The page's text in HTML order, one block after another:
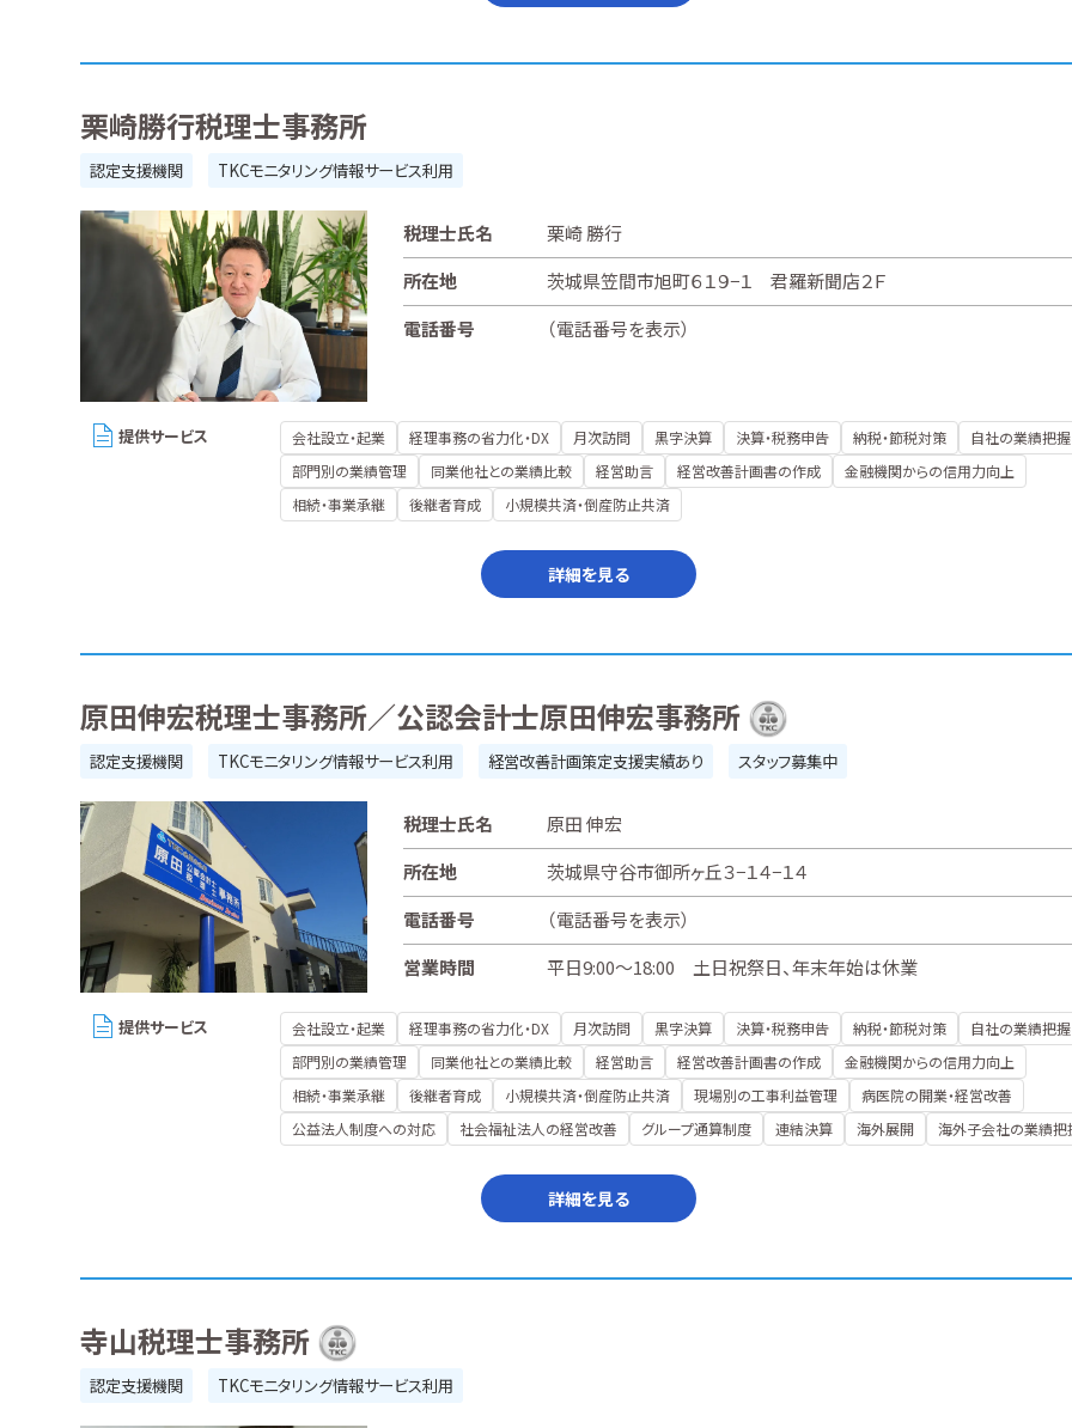
栗崎勝行税理士事務所
認定支援機関 TKCモニタリング情報サービス利用
税理士氏名
栗崎 勝行
所在地
茨城県笠間市旭町６１９−１ 君羅新聞店２Ｆ
電話番号
（電話番号を表示）
提供サービス 会社設立・起業 経理事務の省力化・DX 月次訪問 黒字決算 決算・税務申告 納税・節税対策
自社の業績把握
部門別の業績管理
同業他社との業績比較 経営助言 経営改善計画書の作成
金融機関からの信用力向上
相続・事業承継
後継者育成 小規模共済・倒産防止共済
詳細を見る
原田伸宏税理士事務所／公認会計士原田伸宏事務所
認定支援機関 TKCモニタリング情報サービス利用 経営改善計画策定支援実績あり スタッフ募集中
税理士氏名
原田 伸宏
所在地
茨城県守谷市御所ヶ丘３−１４−１４
電話番号
（電話番号を表示）
営業時間
平日9:00～18:00 土日祝祭日、年末年始は休業
提供サービス 会社設立・起業 経理事務の省力化・DX 月次訪問 黒字決算 決算・税務申告 納税・節税対策
自社の業績把握
部門別の業績管理
同業他社との業績比較 経営助言 経営改善計画書の作成
金融機関からの信用力向上
相続・事業承継
後継者育成 小規模共済・倒産防止共済 現場別の工事利益管理
病医院の開業・経営改善
公益法人制度への対応
社会福祉法人の経営改善 グループ通算制度 連結決算 海外展開 海外子会社の業績把
詳細を見る
寺山税理士事務所
認定支援機関 TKCモニタリング情報サービス利用